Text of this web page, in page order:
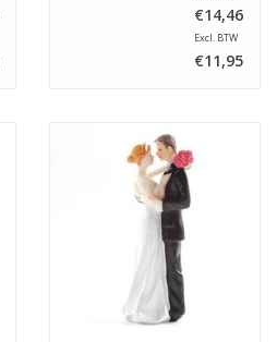
€14,46
Excl. BTW
€11,95